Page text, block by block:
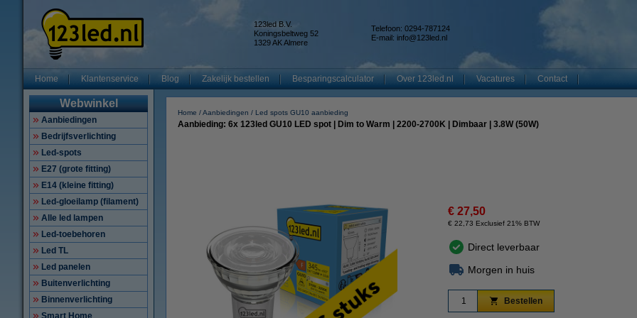
123led B.V.
Koningsbeltweg 52
1329 AK Almere
Telefoon: 0294-787124
E-mail: info@123led.nl
Home Klantenservice Blog Zakelijk bestellen Besparingscalculator Over 123led.nl Vacatures Contact
Webwinkel
Aanbiedingen
Bedrijfsverlichting
Led-spots
E27 (grote fitting)
E14 (kleine fitting)
Led-gloeilamp (filament)
Alle led lampen
Led-toebehoren
Led TL
Led panelen
Buitenverlichting
Binnenverlichting
Smart Home
Home Aanbiedingen Led spots GU10 aanbieding
Aanbieding: 6x 123led GU10 LED spot | Dim to Warm | 2200-2700K | Dimbaar | 3.8W (50W)
€ 27,50
€ 22,73 Exclusief 21% BTW
Direct leverbaar
Morgen in huis
Bestellen